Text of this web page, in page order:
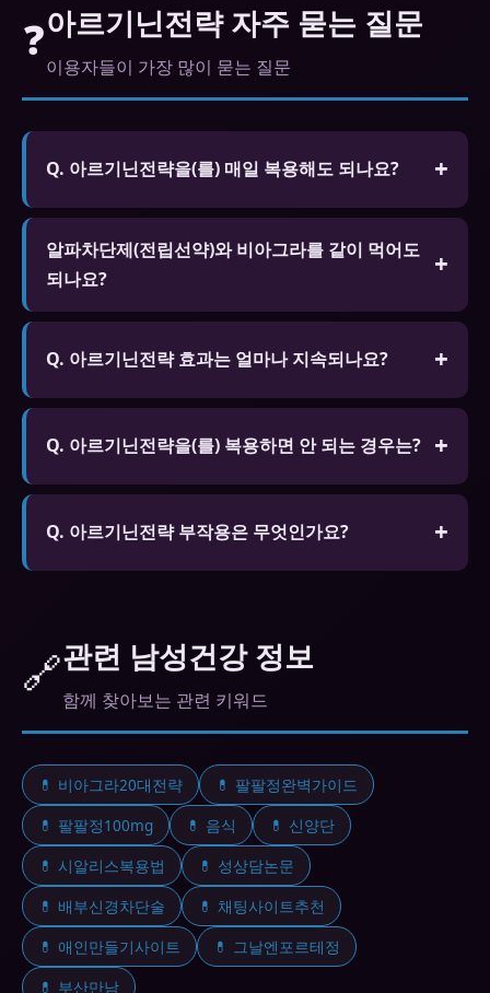
❓아르기닌전략 자주 묻는 질문
이용자들이 가장 많이 묻는 질문
Q. 아르기닌전략을(를) 매일 복용해도 되나요?
A. 시알리스 5mg는 매일 복용하도록 승인된 제품이
있습니다. 다른 제품은 필요할 때만 복용하는 것을 권
장합니다. 하루 1회 이상 복용은 금물입니다.
알파차단제(전립선약)와 비아그라를 같이 먹어도
되나요?
주의가 필요합니다. 둘 다 혈압을 낮추는 효과가 있어
기립성 저혈압이 발생할 수 있습니다. 알파차단제 복
의사와 상담하세요.
Q. 아르기닌전략 효과는 얼마나 지속되나요?
A. 비아그라(실데나필)는 4~6시간, 시알리스(타다라
필)는 최대 36시간, 레비트라(바데나필)는 4~6시간
Q. 아르기닌전략을(를) 복용하면 안 되는 경우는?
A. 질산염 계열 약물을 복용 중인 분, 심각한 심장 질
환, 저혈압, 심각한 간/신장 질환이 있는 분은 복용 전
Q. 아르기닌전략 부작용은 무엇인가요?
나 심각한 경우 복용을 중단하고 전문가와 상담하세
요.
🔗관련 남성건강 정보
함께 찾아보는 관련 키워드
💊 비아그라20대전략
💊 팔팔정완벽가이드
💊 팔팔정100mg
💊 음식
💊 신양단
💊 시알리스복용법
💊 성상담논문
💊 배부신경차단술
💊 채팅사이트추천
💊 애인만들기사이트
💊 그날엔포르테정
💊 부산만남